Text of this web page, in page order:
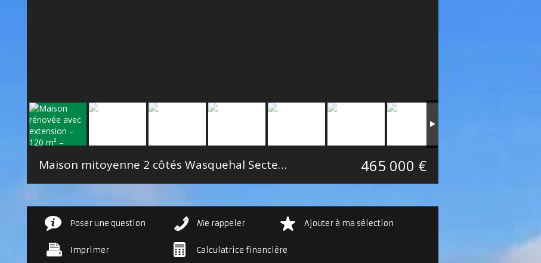
Maison mitoyenne 2 côtés Wasquehal Secteur Autres villes du Nord 120 m²
465 000 €
Poser une question Me rappeler Ajouter à ma sélection
Imprimer Calculatrice financière